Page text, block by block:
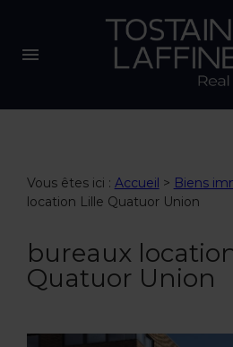
menu
Vous êtes ici : Accueil > Biens
location Lille Quatuor Union
bureaux
Quatuor Union